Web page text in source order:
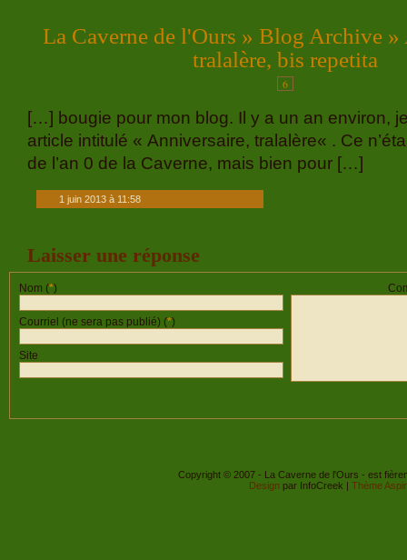
La Caverne de l'Ours » Blog Archive »
tralalère, bis repetita
6
[…] bougie pour mon blog. Il y a un an environ,
article intitulé « Anniversaire, tralalère« . Ce
de l’an 0 de la Caverne, mais bien pour […]
1 juin 2013 à 11:58
Laisser une réponse
Nom (*)
Courriel (ne sera pas publié) (*)
Site
Copyright © 2007 - La Caverne de l'Ours - est
Design par InfoCreek | Thème